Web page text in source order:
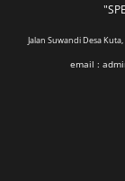
Jalan Suwandi Desa
email :